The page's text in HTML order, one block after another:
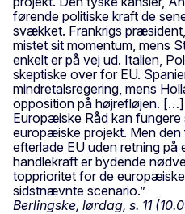
førende politiske kraft de
svækket. Frankrigs
mistet sit momentum, mens
enkelt er på vej ud. Italien,
skeptiske over for EU.
mindretalsregering, mens
opposition på højrefløjen.
Europæiske Råd kan
europæiske projekt. Men
efterlade EU uden retning på
handlekraft er bydende
topprioritet for de
sidstnævnte scenario.”
Berlingske, lørdag, s. 11